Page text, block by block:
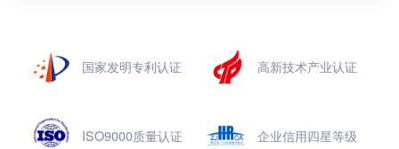
国家发明专利认证 高新技术产业认证
ISO9000质量认证 企业信用四星等级